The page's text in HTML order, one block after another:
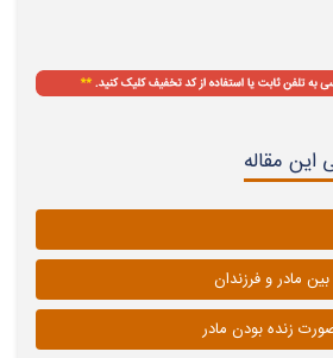
این مقاله
مادر و فرزندان
زنده بودن مادر